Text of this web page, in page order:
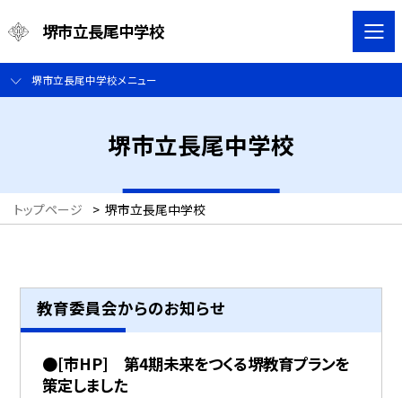
堺市立長尾中学校
堺市立長尾中学校メニュー
堺市立長尾中学校
トップページ > 堺市立長尾中学校
教育委員会からのお知らせ
●[市HP] 第4期未来をつくる堺教育プランを
策定しました